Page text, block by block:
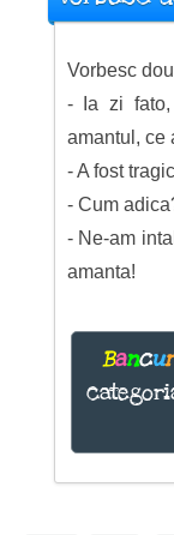
Vorbesc
- Ia zi
amantul, ce
- A fost
- Cum
- Ne-am
amanta!
Bancur